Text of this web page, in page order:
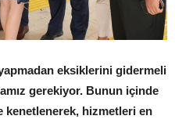
eksiklerini gidermeli
gerekiyor. Bunun içinde
hizmetleri en